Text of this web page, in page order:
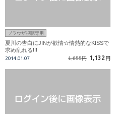
ブラウザ視聴専用
夏川の告白にJINが欲情☆情熱的なKISSで
求め乱れる!!!
2014.01.07 1,655円 1,132 円